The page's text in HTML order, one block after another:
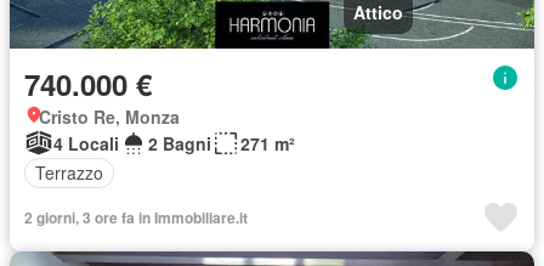
Attico
740.000 €
Cristo Re, Monza
4 Locali
2 Bagni
271 m²
Terrazzo
2 giorni, 3 ore fa in Immobiliare.it